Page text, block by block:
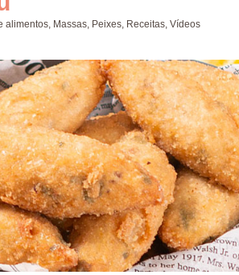
alimentos, Massas, Peixes, Receitas, Vídeos